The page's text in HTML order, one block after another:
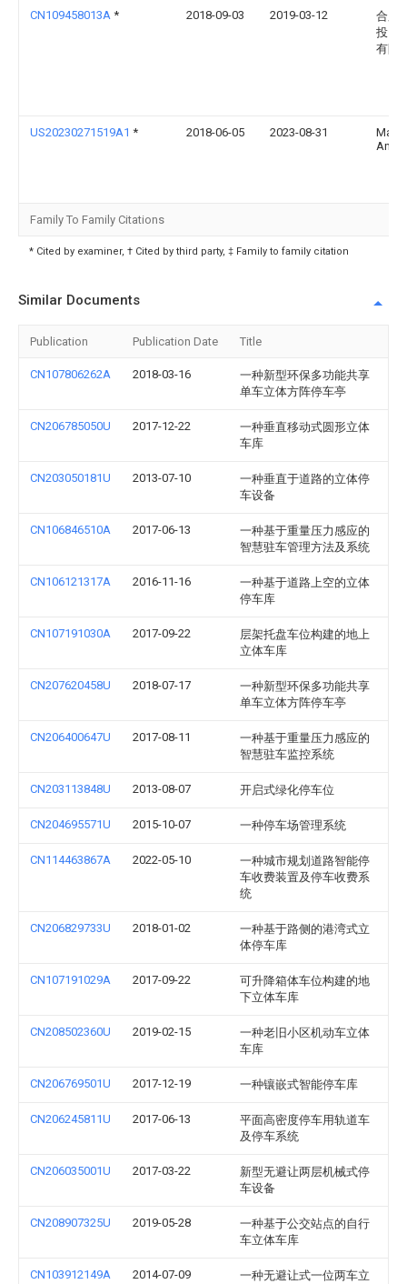
CN109458013A * 2018-09-03 2019-03-12
合肥
投资
有限
US20230271519A1 * 2018-06-05 2023-08-31
Mark
Anton
Family To Family Citations
* Cited by examiner, † Cited by third party, ‡ Family to family citation
Similar Documents
Publication Publication Date Title
CN107806262A 2018-03-16
一种新型环保多功能共享
单车立体方阵停车亭
CN206785050U 2017-12-22
一种垂直移动式圆形立体
车库
CN203050181U 2013-07-10
一种垂直于道路的立体停
车设备
CN106846510A 2017-06-13
一种基于重量压力感应的
智慧驻车管理方法及系统
CN106121317A 2016-11-16
一种基于道路上空的立体
停车库
CN107191030A 2017-09-22
层架托盘车位构建的地上
立体车库
CN207620458U 2018-07-17
一种新型环保多功能共享
单车立体方阵停车亭
CN206400647U 2017-08-11
一种基于重量压力感应的
智慧驻车监控系统
CN203113848U 2013-08-07 开启式绿化停车位
CN204695571U 2015-10-07 一种停车场管理系统
CN114463867A 2022-05-10
一种城市规划道路智能停
车收费装置及停车收费系
统
CN206829733U 2018-01-02
一种基于路侧的港湾式立
体停车库
CN107191029A 2017-09-22
可升降箱体车位构建的地
下立体车库
CN208502360U 2019-02-15
一种老旧小区机动车立体
车库
CN206769501U 2017-12-19 一种镶嵌式智能停车库
CN206245811U 2017-06-13
平面高密度停车用轨道车
及停车系统
CN206035001U 2017-03-22
新型无避让两层机械式停
车设备
CN208907325U 2019-05-28
一种基于公交站点的自行
车立体车库
CN103912149A 2014-07-09
一种无避让式一位两车立